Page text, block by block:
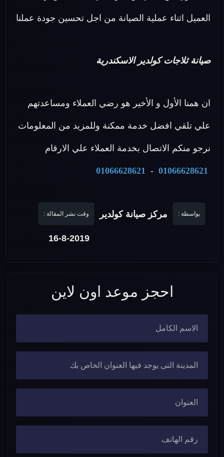
العميل اثناء عملية الصيانة من اجل تحسين جودة عملنا
صيانة ثلاجات كولدير الاسكندرية
ان همنا الأول و الأخير هو رضي العملاء ومساعدتهم
علي تلقي افضل خدمة ممكنة وللمزيد من المعلومات
نرجو منكم الاتصال بخدمة العملاء علي الارقام
01066628621
-
01066628621
بواسطة : مركز صيانة كولدير وقت نشر المقالة :
16-8-2019
احجز موعد اون لاين